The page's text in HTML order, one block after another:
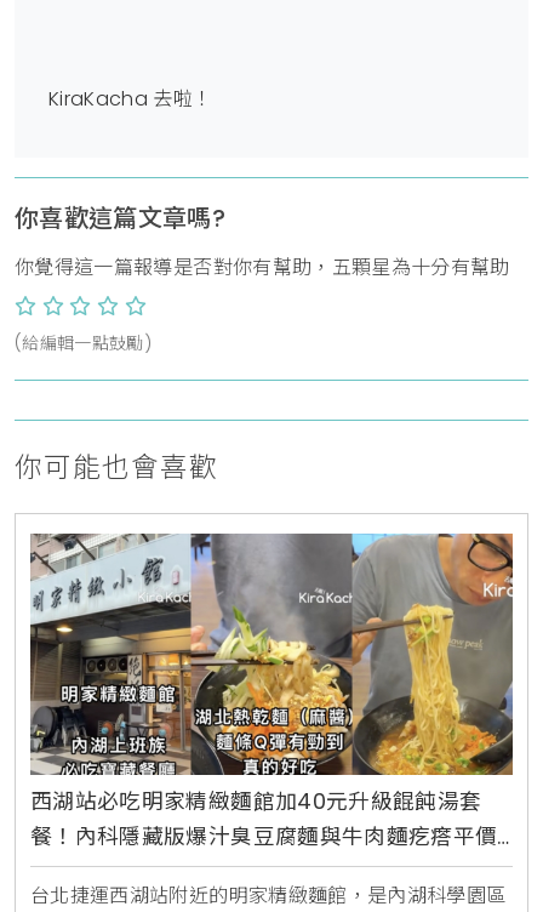
KiraKacha 去啦！
你喜歡這篇文章嗎?
你覺得這一篇報導是否對你有幫助，五顆星為十分有幫助
(給編輯一點鼓勵)
你可能也會喜歡
西湖站必吃明家精緻麵館加40元升級餛飩湯套
餐！內科隱藏版爆汁臭豆腐麵與牛肉麵疙瘩平價
攻略
台北捷運西湖站附近的明家精緻麵館，是內湖科學園區